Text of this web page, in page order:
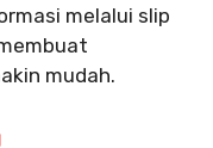
melalui slip
mudah.